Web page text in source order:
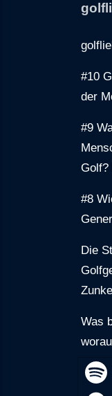
#10
der
#9
Golf?
#8
Die
Was